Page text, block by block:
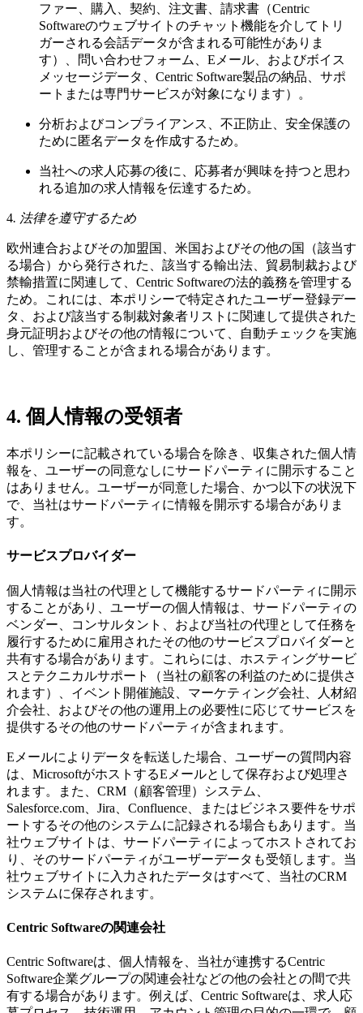
ファー、購入、契約、注文書、請求書（Centric
Softwareのウェブサイトのチャット機能を介してトリ
ガーされる会話データが含まれる可能性がありま
す）、問い合わせフォーム、Eメール、およびボイス
メッセージデータ、Centric Software製品の納品、サポ
ートまたは専門サービスが対象になります）。
分析およびコンプライアンス、不正防止、安全保護の
ために匿名データを作成するため。
当社への求人応募の後に、応募者が興味を持つと思わ
れる追加の求人情報を伝達するため。
4. 法律を遵守するため
欧州連合およびその加盟国、米国およびその他の国（該当す
る場合）から発行された、該当する輸出法、貿易制裁および
禁輸措置に関連して、Centric Softwareの法的義務を管理する
ため。これには、本ポリシーで特定されたユーザー登録デー
タ、および該当する制裁対象者リストに関連して提供された
身元証明およびその他の情報について、自動チェックを実施
し、管理することが含まれる場合があります。
4. 個人情報の受領者
本ポリシーに記載されている場合を除き、収集された個人情
報を、ユーザーの同意なしにサードパーティに開示すること
はありません。ユーザーが同意した場合、かつ以下の状況下
で、当社はサードパーティに情報を開示する場合がありま
す。
サービスプロバイダー
個人情報は当社の代理として機能するサードパーティに開示
することがあり、ユーザーの個人情報は、サードパーティの
ベンダー、コンサルタント、および当社の代理として任務を
履行するために雇用されたその他のサービスプロバイダーと
共有する場合があります。これらには、ホスティングサービ
スとテクニカルサポート（当社の顧客の利益のために提供さ
れます）、イベント開催施設、マーケティング会社、人材紹
介会社、およびその他の運用上の必要性に応じてサービスを
提供するその他のサードパーティが含まれます。
Eメールによりデータを転送した場合、ユーザーの質問内容
は、MicrosoftがホストするEメールとして保存および処理さ
れます。また、CRM（顧客管理）システム、
Salesforce.com、Jira、Confluence、またはビジネス要件をサポ
ートするその他のシステムに記録される場合もあります。当
社ウェブサイトは、サードパーティによってホストされてお
り、そのサードパーティがユーザーデータも受領します。当
社ウェブサイトに入力されたデータはすべて、当社のCRM
システムに保存されます。
Centric Softwareの関連会社
Centric Softwareは、個人情報を、当社が連携するCentric
Software企業グループの関連会社などの他の会社との間で共
有する場合があります。例えば、Centric Softwareは、求人応